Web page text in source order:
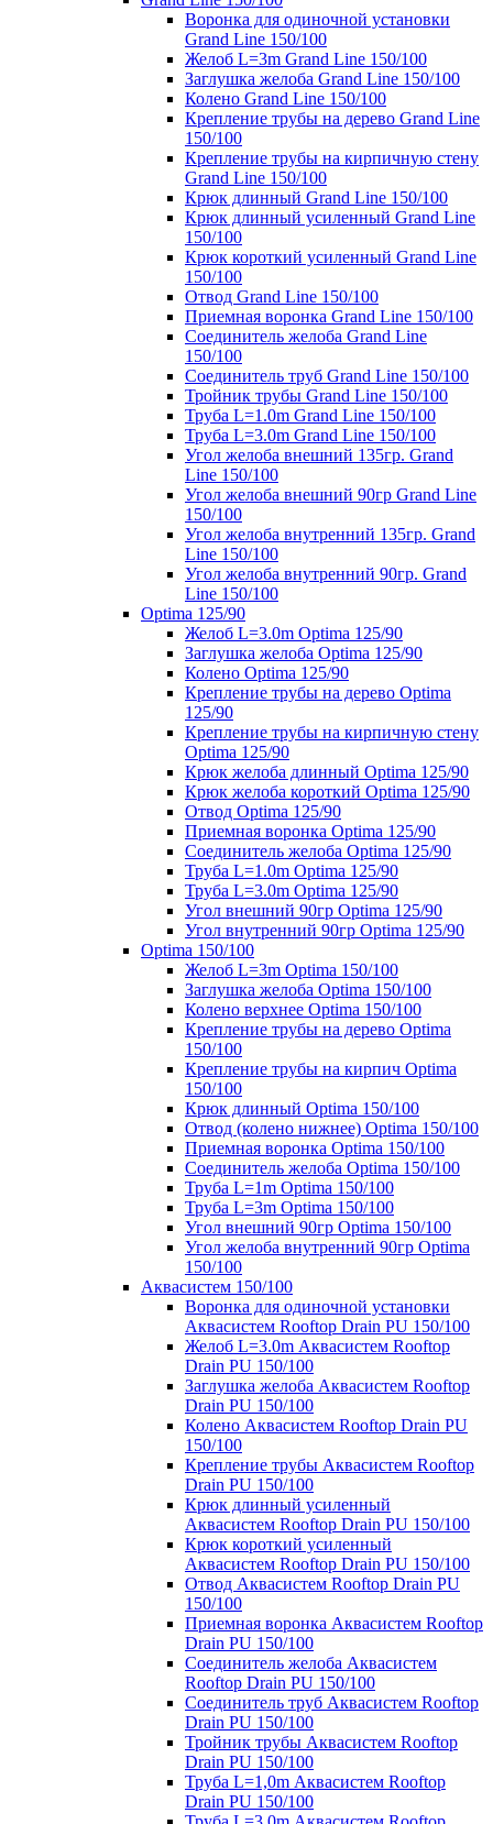
Воронка для одиночной установки
Grand Line 150/100
Желоб L=3m Grand Line 150/100
Заглушка желоба Grand Line 150/100
Колено Grand Line 150/100
Крепление трубы на дерево Grand Line
150/100
Крепление трубы на кирпичную стену
Grand Line 150/100
Крюк длинный Grand Line 150/100
Крюк длинный усиленный Grand Line
150/100
Крюк короткий усиленный Grand Line
150/100
Отвод Grand Line 150/100
Приемная воронка Grand Line 150/100
Соединитель желоба Grand Line
150/100
Соединитель труб Grand Line 150/100
Тройник трубы Grand Line 150/100
Труба L=1.0m Grand Line 150/100
Труба L=3.0m Grand Line 150/100
Угол желоба внешний 135гр. Grand
Line 150/100
Угол желоба внешний 90гр Grand Line
150/100
Угол желоба внутренний 135гр. Grand
Line 150/100
Угол желоба внутренний 90гр. Grand
Line 150/100
Optima 125/90
Желоб L=3.0m Optima 125/90
Заглушка желоба Optima 125/90
Колено Optima 125/90
Крепление трубы на дерево Optima
125/90
Крепление трубы на кирпичную стену
Optima 125/90
Крюк желоба длинный Optima 125/90
Крюк желоба короткий Optima 125/90
Отвод Optima 125/90
Приемная воронка Optima 125/90
Соединитель желоба Optima 125/90
Труба L=1.0m Optima 125/90
Труба L=3.0m Optima 125/90
Угол внешний 90гр Optima 125/90
Угол внутренний 90гр Optima 125/90
Optima 150/100
Желоб L=3m Optima 150/100
Заглушка желоба Optima 150/100
Колено верхнее Optima 150/100
Крепление трубы на дерево Optima
150/100
Крепление трубы на кирпич Optima
150/100
Крюк длинный Optima 150/100
Отвод (колено нижнее) Optima 150/100
Приемная воронка Optima 150/100
Соединитель желоба Optima 150/100
Труба L=1m Optima 150/100
Труба L=3m Optima 150/100
Угол внешний 90гр Optima 150/100
Угол желоба внутренний 90гр Optima
150/100
Аквасистем 150/100
Воронка для одиночной установки
Аквасистем Rooftop Drain PU 150/100
Желоб L=3.0m Аквасистем Rooftop
Drain PU 150/100
Заглушка желоба Аквасистем Rooftop
Drain PU 150/100
Колено Аквасистем Rooftop Drain PU
150/100
Крепление трубы Аквасистем Rooftop
Drain PU 150/100
Крюк длинный усиленный
Аквасистем Rooftop Drain PU 150/100
Крюк короткий усиленный
Аквасистем Rooftop Drain PU 150/100
Отвод Аквасистем Rooftop Drain PU
150/100
Приемная воронка Аквасистем Rooftop
Drain PU 150/100
Соединитель желоба Аквасистем
Rooftop Drain PU 150/100
Соединитель труб Аквасистем Rooftop
Drain PU 150/100
Тройник трубы Аквасистем Rooftop
Drain PU 150/100
Труба L=1,0m Аквасистем Rooftop
Drain PU 150/100